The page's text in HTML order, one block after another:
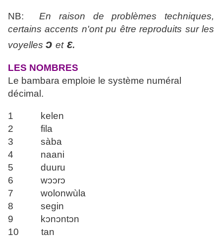
NB:En raison de problèmes techniques,
certains accents n'ont pu être reproduits sur les
voyelles ɔ et ɛ.
LES NOMBRES
Le bambara emploie le système numéral
décimal.
1 kelen
2 fila
3 sàba
4 naani
5 duuru
6 wɔɔrɔ
7 wolonwùla
8 segin
9 kɔnɔntɔn
10 tan